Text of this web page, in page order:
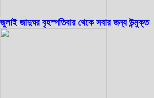
জুলাই জাদুঘর বৃহস্পতিবার থেকে সবার জন্য উন্মুক্ত